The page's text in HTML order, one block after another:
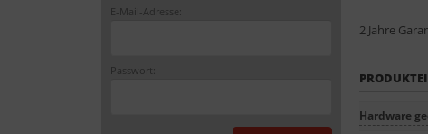
2 Jahre
Hardware
E-Mail-Adresse:
Passwort: